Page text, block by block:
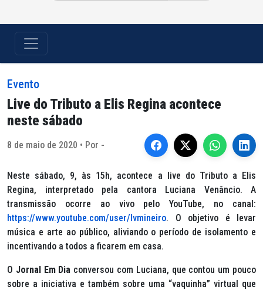
Evento
Live do Tributo a Elis Regina acontece
neste sábado
8 de maio de 2020 • Por -
Neste sábado, 9, às 15h, acontece a live do Tributo a Elis
Regina, interpretado pela cantora Luciana Venâncio. A
transmissão ocorre ao vivo pelo YouTube, no canal:
https://www.youtube.com/user/lvmineiro. O objetivo é levar
música e arte ao público, aliviando o período de isolamento e
incentivando a todos a ficarem em casa.
O Jornal Em Dia conversou com Luciana, que contou um pouco
sobre a iniciativa e também sobre uma “vaquinha” virtual que